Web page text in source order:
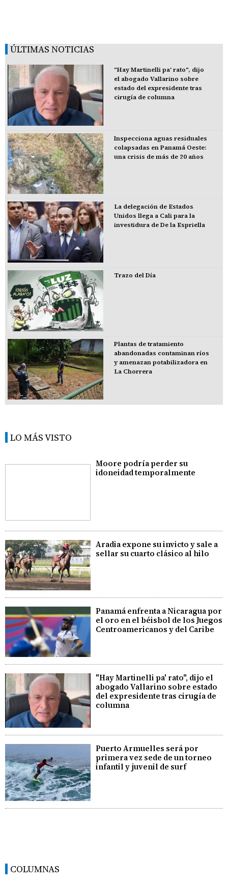
ÚLTIMAS NOTICIAS
"Hay Martinelli pa' rato", dijo
el abogado Vallarino sobre
estado del expresidente tras
cirugía de columna
Inspecciona aguas residuales
colapsadas en Panamá Oeste:
una crisis de más de 20 años
La delegación de Estados
Unidos llega a Cali para la
investidura de De la Espriella
Trazo del Día
Plantas de tratamiento
abandonadas contaminan ríos
y amenazan potabilizadora en
La Chorrera
LO MÁS VISTO
Moore podría perder su
idoneidad temporalmente
Aradia expone su invicto y sale a
sellar su cuarto clásico al hilo
Panamá enfrenta a Nicaragua por
el oro en el béisbol de los Juegos
Centroamericanos y del Caribe
"Hay Martinelli pa' rato", dijo el
abogado Vallarino sobre estado
del expresidente tras cirugía de
columna
Puerto Armuelles será por
primera vez sede de un torneo
infantil y juvenil de surf
COLUMNAS